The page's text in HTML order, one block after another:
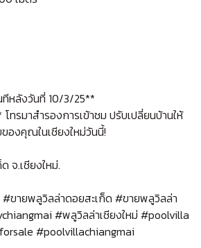
ทีหลังวันที่ 10/3/25**
รมาสำรองการเข้าชม ปรับเปลี่ยนบ้านให้
องคุณในเชียงใหม่วันนี้!
จ.เชียงใหม่.
#ขายพลูวิลล่าดอยสะเก็ด #ขายพลูวิลล่า
#พลูวิลล่าเชียงใหม่ #poolvilla
#poolvillachiangmai